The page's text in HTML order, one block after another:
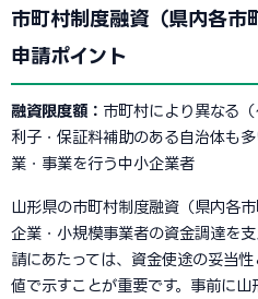
市町村制度融資（県内各市
申請ポイント
融資限度額： 市町村により異なる
利子・保証料補助のある自治体も
業・事業を行う中小企業者
山形県の市町村制度融資（県内各
企業・小規模事業者の資金調達を
請にあたっては、資金使途の妥当
値で示すことが重要です。事前に